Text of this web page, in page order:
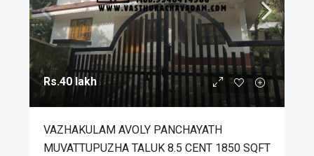
Rs.40 lakh
VAZHAKULAM AVOLY PANCHAYATH
MUVATTUPUZHA TALUK 8.5 CENT 1850 SQFT